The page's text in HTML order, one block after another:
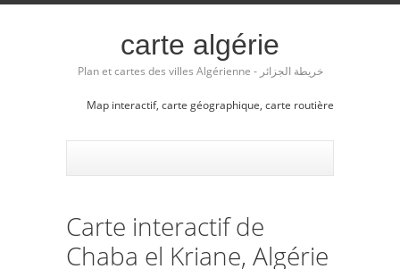
carte algérie
Plan et cartes des villes Algérienne - خريطة الجزائر
Map interactif, carte géographique, carte routière
Carte interactif de
Chaba el Kriane, Algérie